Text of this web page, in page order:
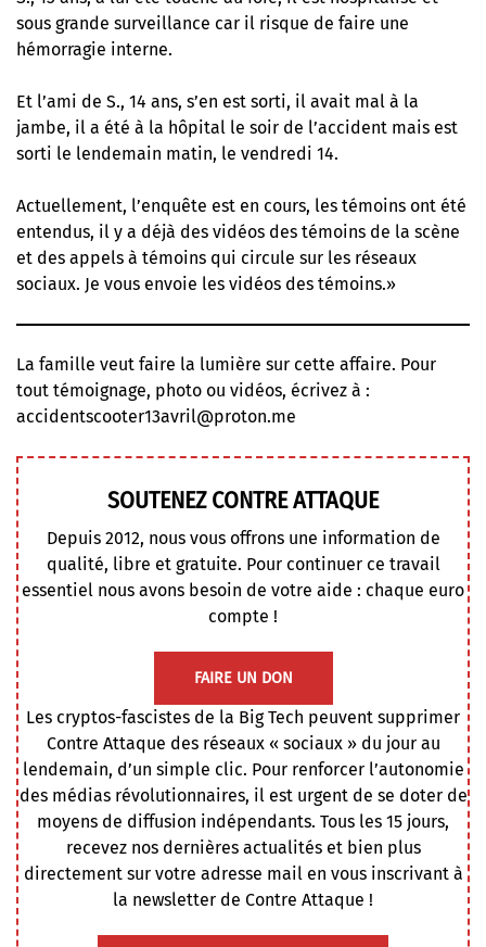
sous grande surveillance car il risque de faire une
hémorragie interne.
Et l’ami de S., 14 ans, s’en est sorti, il avait mal à la
jambe, il a été à la hôpital le soir de l’accident mais est
sorti le lendemain matin, le vendredi 14.
Actuellement, l’enquête est en cours, les témoins ont été
entendus, il y a déjà des vidéos des témoins de la scène
et des appels à témoins qui circule sur les réseaux
sociaux. Je vous envoie les vidéos des témoins.»
La famille veut faire la lumière sur cette affaire. Pour
tout témoignage, photo ou vidéos, écrivez à :
accidentscooter13avril@proton.me
SOUTENEZ CONTRE ATTAQUE
Depuis 2012, nous vous offrons une information de
qualité, libre et gratuite. Pour continuer ce travail
essentiel nous avons besoin de votre aide : chaque euro
compte !
FAIRE UN DON
Les cryptos-fascistes de la Big Tech peuvent supprimer
Contre Attaque des réseaux « sociaux » du jour au
lendemain, d’un simple clic. Pour renforcer l’autonomie
des médias révolutionnaires, il est urgent de se doter de
moyens de diffusion indépendants. Tous les 15 jours,
recevez nos dernières actualités et bien plus
directement sur votre adresse mail en vous inscrivant à
la newsletter de Contre Attaque !